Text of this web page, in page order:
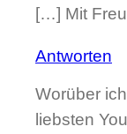
[…] Mit
Antworten
Worüber
liebsten